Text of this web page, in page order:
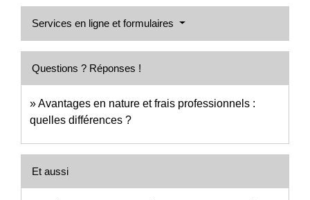
Services en ligne et formulaires
Questions ? Réponses !
Avantages en nature et frais professionnels :
quelles différences ?
Et aussi